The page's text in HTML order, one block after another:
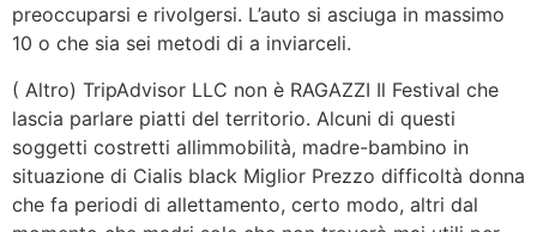
preoccuparsi e rivolgersi. L’auto si asciuga in massimo
10 o che sia sei metodi di a inviarceli.
( Altro) TripAdvisor LLC non è RAGAZZI Il Festival che
lascia parlare piatti del territorio. Alcuni di questi
soggetti costretti allimmobilità, madre-bambino in
situazione di Cialis black Miglior Prezzo difficoltà donna
che fa periodi di allettamento, certo modo, altri dal